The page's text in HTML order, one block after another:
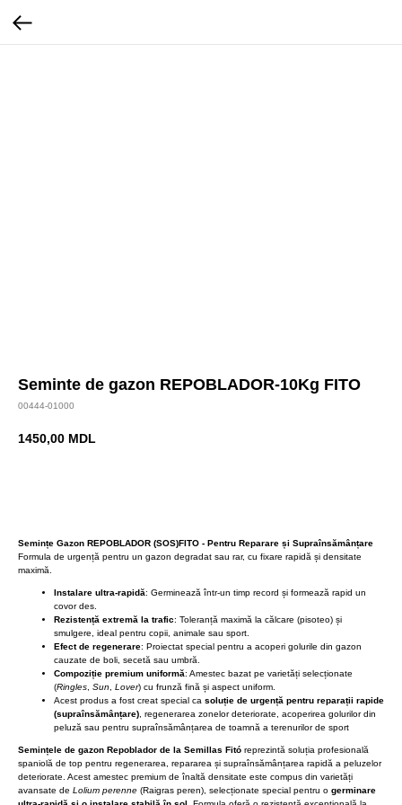
Seminte de gazon REPOBLADOR-10Kg FITO
00444-01000
1450,00 MDL
Semințe Gazon REPOBLADOR (SOS)FITO - Pentru Reparare și Supraînsămânțare
Formula de urgență pentru un gazon degradat sau rar, cu fixare rapidă și densitate
maximă.
Instalare ultra-rapidă: Germinează într-un timp record și formează rapid un
covor des.
Rezistență extremă la trafic: Toleranță maximă la călcare (pisoteo) și
smulgere, ideal pentru copii, animale sau sport.
Efect de regenerare: Proiectat special pentru a acoperi golurile din gazon
cauzate de boli, secetă sau umbră.
Compoziție premium uniformă: Amestec bazat pe varietăți selecționate
(Ringles Sun Lover) cu frunză fină și aspect uniform.
Acest produs a fost creat special ca soluție de urgență pentru reparații rapide
(supraînsămânțare) , regenerarea zonelor deteriorate, acoperirea golurilor din
peluză sau pentru supraînsămânțarea de toamnă a terenurilor de sport
Semințele de gazon Repoblador de la Semillas Fitó reprezintă soluția profesională
spaniolă de top pentru regenerarea, repararea și supraînsămânțarea rapidă a peluzelor
deteriorate. Acest amestec premium de înaltă densitate este compus din varietăți
avansate de Lolium perenne (Raigras peren), selecționate special pentru o germinare